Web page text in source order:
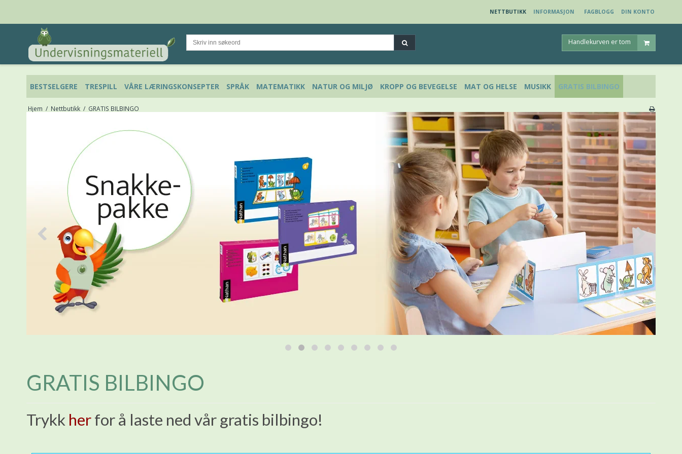
NETTBUTIKK INFORMASJON FAGBLOGG DIN KONTO
Handlekurven er tom
BESTSELGERE TRESPILL VÅRE LÆRINGSKONSEPTER SPRÅK MATEMATIKK NATUR OG MILJØ KROPP OG BEVEGELSE MAT OG HELSE MUSIKK GRATIS BILBINGO
Hjem / Nettbutikk / GRATIS BILBINGO
GRATIS BILBINGO
Trykk herfor å laste ned vår gratis bilbingo!